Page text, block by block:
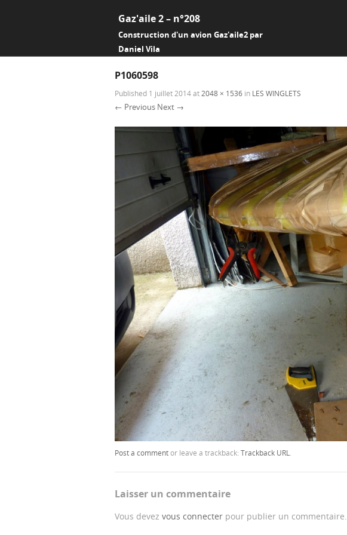
Gaz'aile 2 – n°208
Construction d'un avion Gaz'aile2 par
Daniel Vila
P1060598
Published 1 juillet 2014at 2048 × 1536 in LES WINGLETS
← Previous Next →
Post a commentor leave a trackback: Trackback URL.
Laisser un commentaire
Vous devez vous connecter pour publier un commentaire.